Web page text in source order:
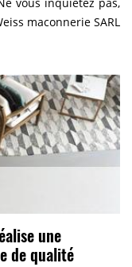
maconnerie SARL
une
de qualité